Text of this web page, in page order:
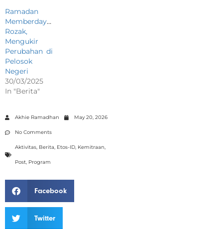
Ramadan
Memberdayakan:
Rozak,
Mengukir
Perubahan di
Pelosok
Negeri
30/03/2025
In "Berita"
Akhie Ramadhan May 20, 2026
No Comments
Aktivitas, Berita, Etos-ID, Kemitraan,
Post, Program
Facebook
Twitter